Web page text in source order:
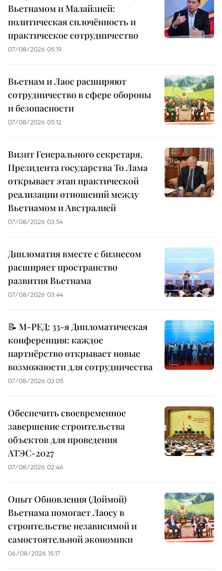
Вьетнамом и Малайзией:
политическая сплочённость и
практическое сотрудничество
07/08/2026 05:19
Вьетнам и Лаос расширяют
сотрудничество в сфере обороны
и безопасности
07/08/2026 05:12
Визит Генерального секретаря,
Президента государства То Лама
открывает этап практической
реализации отношений между
Вьетнамом и Австралией
07/08/2026 03:54
Дипломатия вместе с бизнесом
расширяет пространство
развития Вьетнама
07/08/2026 03:44
📝 М-РЕД: 33-я Дипломатическая
конференция: каждое
партнёрство открывает новые
возможности для сотрудничества
07/08/2026 03:05
Обеспечить своевременное
завершение строительства
объектов для проведения
АТЭС-2027
07/08/2026 02:46
Опыт Обновления (Доймой)
Вьетнама помогает Лаосу в
строительстве независимой и
самостоятельной экономики
06/08/2026 15:17